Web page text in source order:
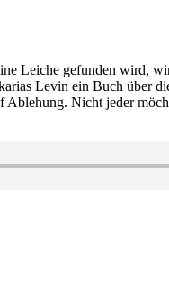
Leiche gefunden wird,
Levin ein Buch über
Ablehung. Nicht jeder